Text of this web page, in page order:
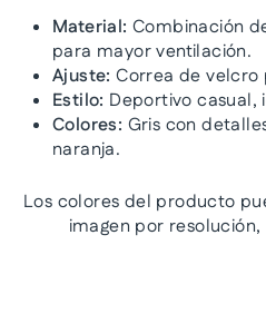
Material: Combinación
para mayor ventilación.
Ajuste: Correa de velcro
Estilo: Deportivo casual,
Colores: Gris con
naranja.
Los colores del producto
imagen por